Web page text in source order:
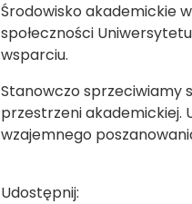
Środowisko akademickie
społeczności
wsparciu.
Stanowczo sprzeciwiamy
przestrzeni akademickiej.
wzajemnego
Udostępnij: